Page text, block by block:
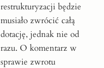
restrukturyzacji będzie
musiało zwrócić całą
dotację, jednak nie od
razu. O komentarz w
sprawie zwrotu